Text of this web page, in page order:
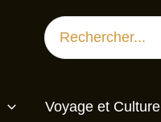
Search
for:
Voyage et Culture